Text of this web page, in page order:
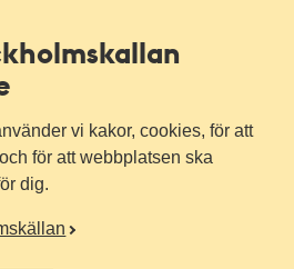
vi kakor, cookies, för att
för att webbplatsen ska
dig.